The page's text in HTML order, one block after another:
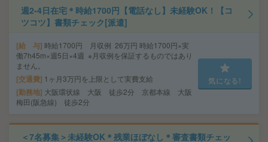
週2-4日在宅＊時給1700円【電話なし】未経験OK！【コ
ツコツ】書類チェック[派遣]
給 与 時給1700円 月収例 26万円 時給1700円×実
働7h45m×週5日×4週 ※月収例を保証するものではあり
ません。
交通費 1ヶ月3万円を上限として実費支給
勤務地 大阪環状線 大阪 徒歩2分 京都本線 大阪
梅田(阪急線) 徒歩2分
気になる!
＜7名募集＞未経験OK＊残業ほぼなし＊審査書類チェッ